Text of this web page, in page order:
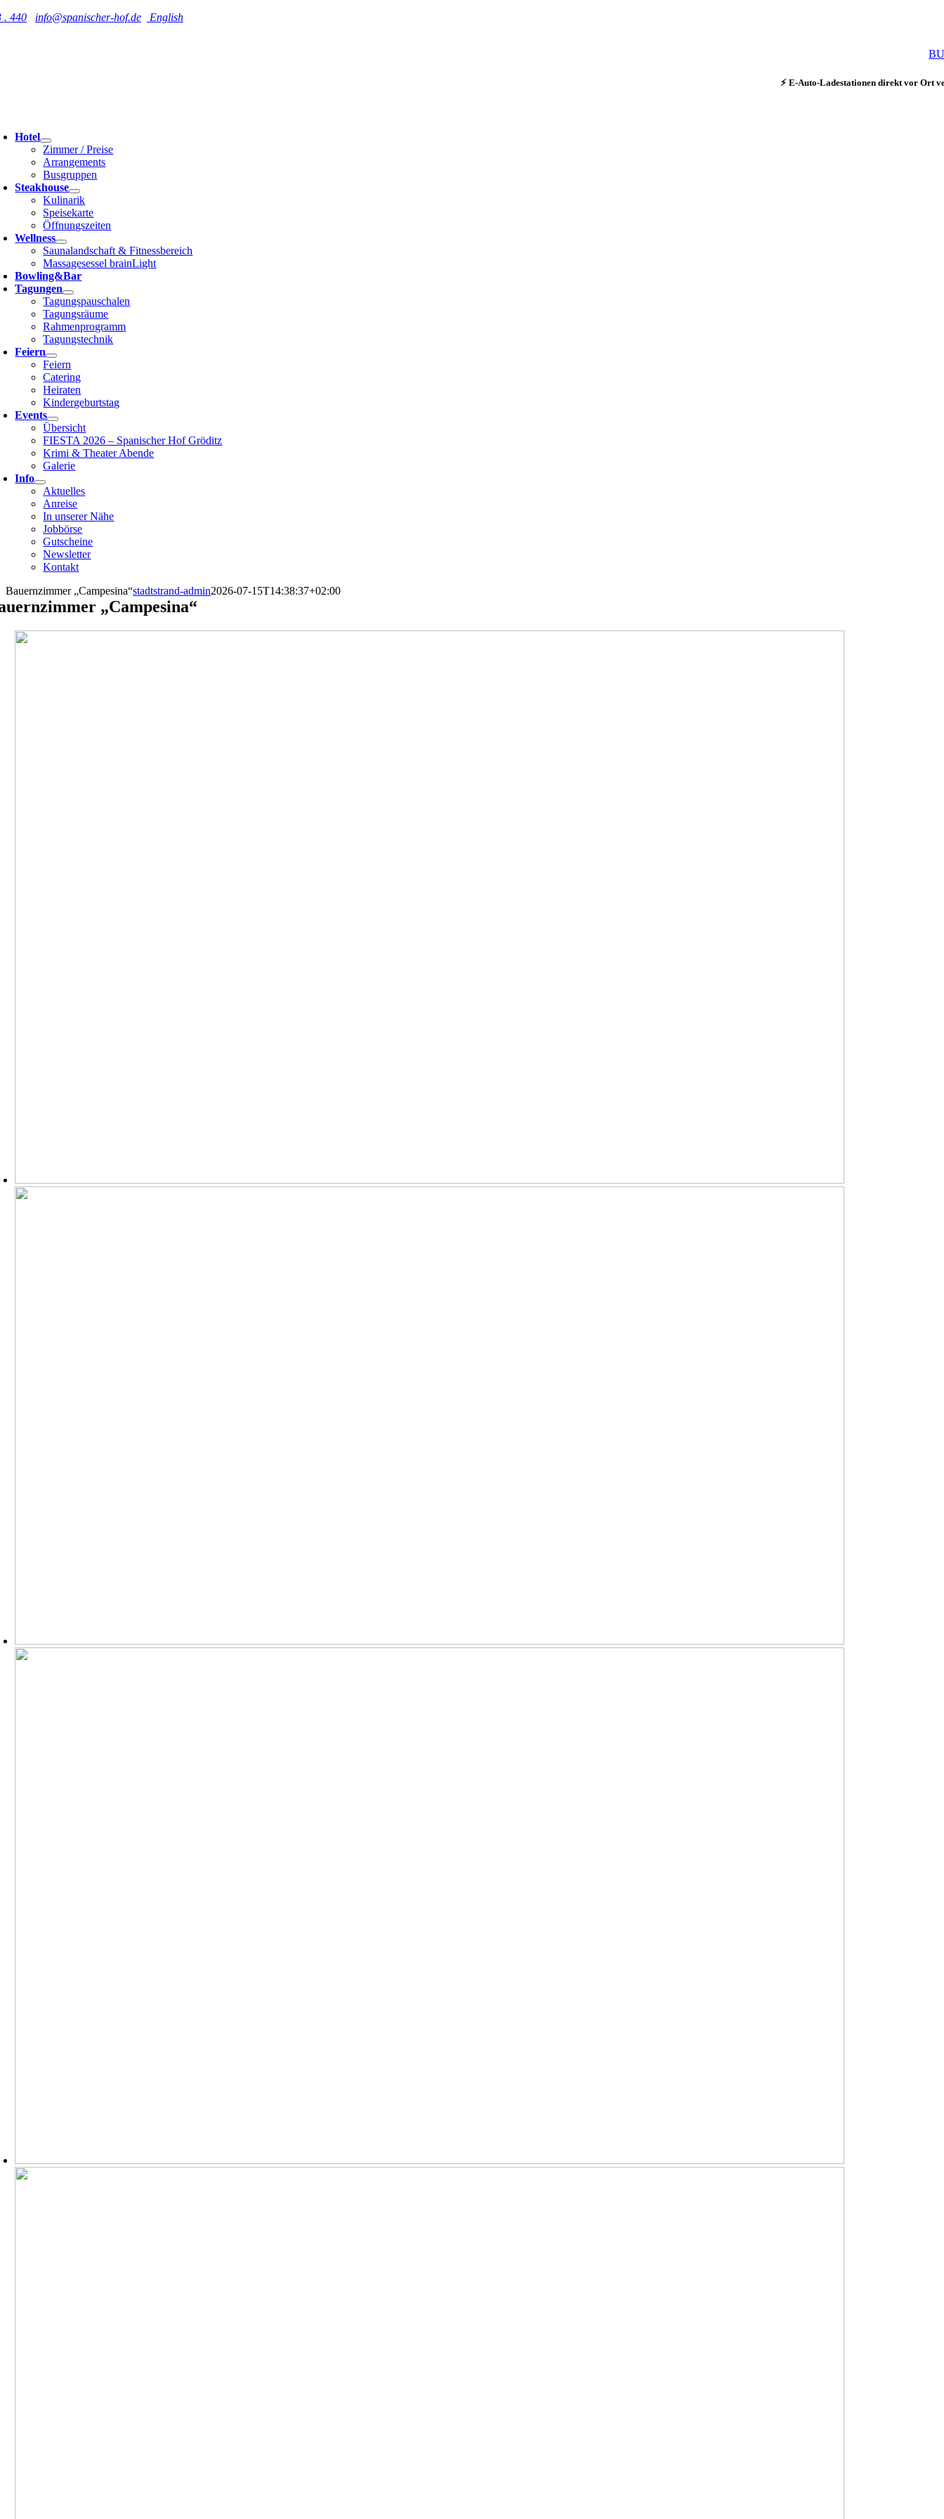
Zum
. 440 info@spanischer-hof.de English
⚡ E-Auto-Ladestationen direkt vor Ort
Hotel
Zimmer / Preise
Arrangements
Busgruppen
Steakhouse
Kulinarik
Speisekarte
Öffnungszeiten
Wellness
Saunalandschaft & Fitnessbereich
Massagesessel brainLight
Bowling&Bar
Tagungen
Tagungspauschalen
Tagungsräume
Rahmenprogramm
Tagungstechnik
Feiern
Feiern
Catering
Heiraten
Kindergeburtstag
Events
Übersicht
FIESTA 2026 – Spanischer Hof Gröditz
Krimi & Theater Abende
Galerie
Info
Aktuelles
Anreise
In unserer Nähe
Jobbörse
Gutscheine
Newsletter
Kontakt
Bauernzimmer „Campesina“stadtstrand-admin2026-07-15T14:38:37+02:00
„Campesina“